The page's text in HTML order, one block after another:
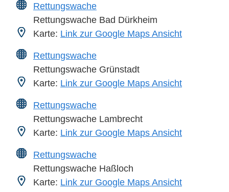
Rettungswache
Rettungswache Bad Dürkheim
Karte: Link zur Google Maps Ansicht
Rettungswache
Rettungswache Grünstadt
Karte: Link zur Google Maps Ansicht
Rettungswache
Rettungswache Lambrecht
Karte: Link zur Google Maps Ansicht
Rettungswache
Rettungswache Haßloch
Karte: Link zur Google Maps Ansicht